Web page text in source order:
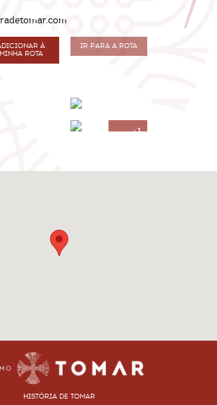
À
MINHA ROTA
IR PARA A ROTA
+1
HISTÓRIA DE TOMAR